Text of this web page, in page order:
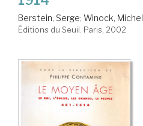
Berstein, Serge; Winock, Michel
Éditions du Seuil. Paris, 2002